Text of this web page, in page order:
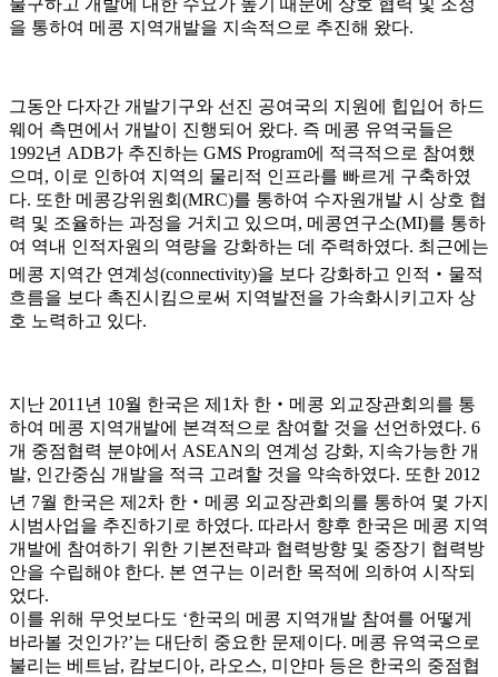
불구하고 개발에 대한 수요가 높기 때문에 상호 협력 및 조정
을 통하여 메콩 지역개발을 지속적으로 추진해 왔다.
그동안 다자간 개발기구와 선진 공여국의 지원에 힙입어 하드
웨어 측면에서 개발이 진행되어 왔다. 즉 메콩 유역국들은
1992년 ADB가 추진하는 GMS Program에 적극적으로 참여했
으며, 이로 인하여 지역의 물리적 인프라를 빠르게 구축하였
다. 또한 메콩강위원회(MRC)를 통하여 수자원개발 시 상호 협
력 및 조율하는 과정을 거치고 있으며, 메콩연구소(MI)를 통하
여 역내 인적자원의 역량을 강화하는 데 주력하였다. 최근에는
메콩 지역간 연계성(connectivity)을 보다 강화하고 인적‧물적
흐름을 보다 촉진시킴으로써 지역발전을 가속화시키고자 상
호 노력하고 있다.
지난 2011년 10월 한국은 제1차 한‧메콩 외교장관회의를 통
하여 메콩 지역개발에 본격적으로 참여할 것을 선언하였다. 6
개 중점협력 분야에서 ASEAN의 연계성 강화, 지속가능한 개
발, 인간중심 개발을 적극 고려할 것을 약속하였다. 또한 2012
년 7월 한국은 제2차 한‧메콩 외교장관회의를 통하여 몇 가지
시범사업을 추진하기로 하였다. 따라서 향후 한국은 메콩 지역
개발에 참여하기 위한 기본전략과 협력방향 및 중장기 협력방
안을 수립해야 한다. 본 연구는 이러한 목적에 의하여 시작되
었다.
이를 위해 무엇보다도 ‘한국의 메콩 지역개발 참여를 어떻게
바라볼 것인가?’는 대단히 중요한 문제이다. 메콩 유역국으로
불리는 베트남, 캄보디아, 라오스, 미얀마 등은 한국의 중점협